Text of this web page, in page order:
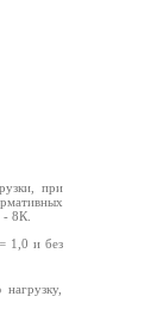
при
8К.
= 1,0 и без